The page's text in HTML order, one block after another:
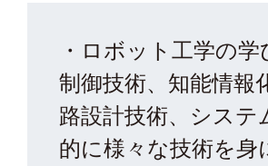
・ロボット工学の
制御技術、知能情報
路設計技術、システ
的に様々な技術を身